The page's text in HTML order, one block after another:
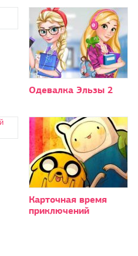
Одевалка Эльзы 2
Карточная время
приключений